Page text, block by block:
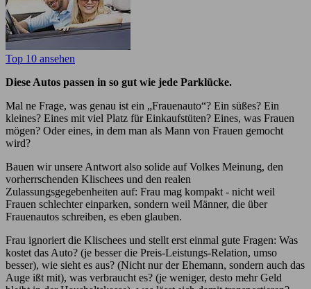
Top 10 ansehen
Diese Autos passen in so gut wie jede Parklücke.
Mal ne Frage, was genau ist ein „Frauenauto“? Ein süßes? Ein
kleines? Eines mit viel Platz für Einkaufstüten? Eines, was Frauen
mögen? Oder eines, in dem man als Mann von Frauen gemocht
wird?
Bauen wir unsere Antwort also solide auf Volkes Meinung, den
vorherrschenden Klischees und den realen
Zulassungsgegebenheiten auf: Frau mag kompakt - nicht weil
Frauen schlechter einparken, sondern weil Männer, die über
Frauenautos schreiben, es eben glauben.
Frau ignoriert die Klischees und stellt erst einmal gute Fragen: Was
kostet das Auto? (je besser die Preis-Leistungs-Relation, umso
besser), wie sieht es aus? (Nicht nur der Ehemann, sondern auch das
Auge ißt mit), was verbraucht es? (je weniger, desto mehr Geld